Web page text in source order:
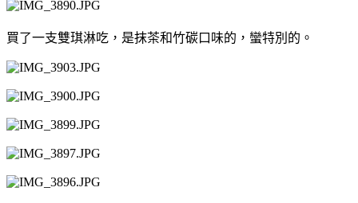
買了一支雙琪淋吃，是抹茶和竹碳口味的，蠻特別的。